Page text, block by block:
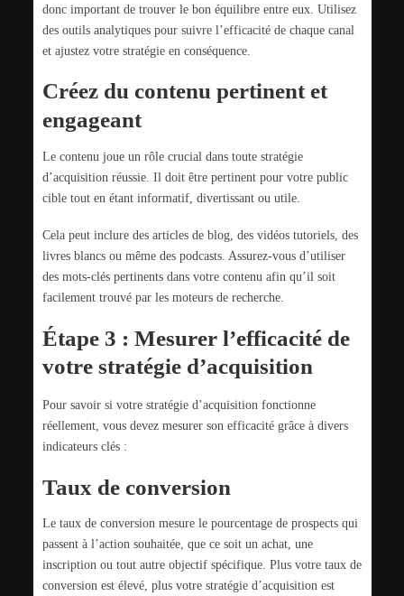
donc important de trouver le bon équilibre entre eux. Utilisez
des outils analytiques pour suivre l’efficacité de chaque canal
et ajustez votre stratégie en conséquence.
Créez du contenu pertinent et
engageant
Le contenu joue un rôle crucial dans toute stratégie
d’acquisition réussie. Il doit être pertinent pour votre public
cible tout en étant informatif, divertissant ou utile.
Cela peut inclure des articles de blog, des vidéos tutoriels, des
livres blancs ou même des podcasts. Assurez-vous d’utiliser
des mots-clés pertinents dans votre contenu afin qu’il soit
facilement trouvé par les moteurs de recherche.
Étape 3 : Mesurer l’efficacité de
votre stratégie d’acquisition
Pour savoir si votre stratégie d’acquisition fonctionne
réellement, vous devez mesurer son efficacité grâce à divers
indicateurs clés :
Taux de conversion
Le taux de conversion mesure le pourcentage de prospects qui
passent à l’action souhaitée, que ce soit un achat, une
inscription ou tout autre objectif spécifique. Plus votre taux de
conversion est élevé, plus votre stratégie d’acquisition est